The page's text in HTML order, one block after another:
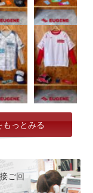
もっとみる
ご回